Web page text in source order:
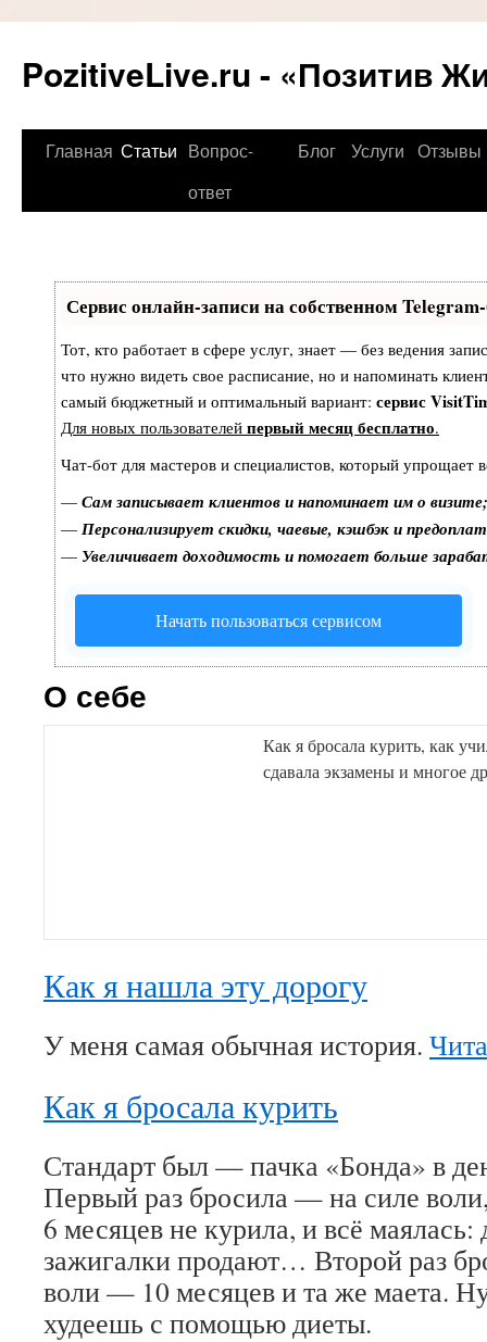
PozitiveLive.ru - «Позитив
Перейти
Главная Статьи Вопрос-
ответ
Блог Услуги Отзывы
Сервис онлайн-записи на собственном
Тот, кто работает в сфере услуг, знает — без ведения
что нужно видеть свое расписание, но и напоминать
самый бюджетный и оптимальный вариант: сервис
Для новых пользователей первый месяц бесплатно.
Чат-бот для мастеров и специалистов, который упрощает
— Сам записывает клиентов и напоминает им о визите;
— Персонализирует скидки, чаевые, кэшбэк и
— Увеличивает доходимость и помогает больше
Начать пользоваться сервисом
О себе
Как я бросала курить, как
сдавала экзамены и многое
Как я нашла эту дорогу
У меня самая обычная история.
Как я бросала курить
Стандарт был — пачка «Бонда» в
Первый раз бросила — на силе
6 месяцев не курила, и всё
зажигалки продают… Второй раз
воли — 10 месяцев и та же маета.
худеешь с помощью диеты.